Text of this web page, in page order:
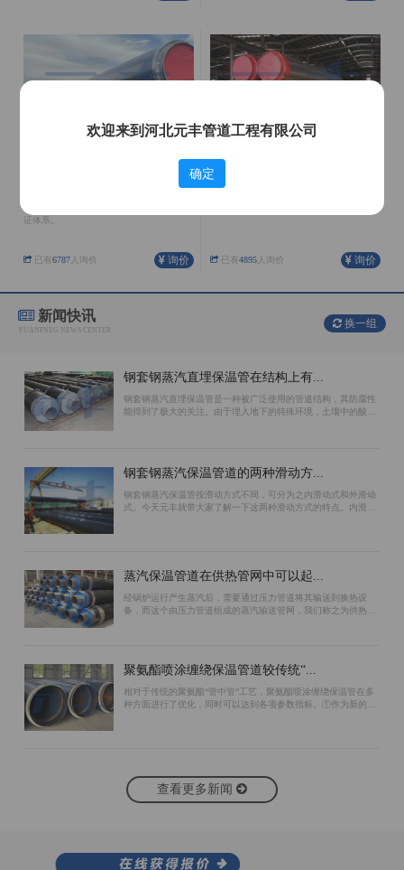
证体系。
已有6787人询价 询价
架空保温管
已有4895人询价 询价
新闻快讯
YUANFNEG NEWS CENTER
换一组
钢套钢蒸汽直埋保温管在结构上有...
钢套钢蒸汽直埋保温管是一种被广泛使用的管道结构，其防腐性
能得到了极大的关注。由于埋入地下的特殊环境，土壤中的酸碱
钢套钢蒸汽保温管道的两种滑动方...
钢套钢蒸汽保温管按滑动方式不同，可分为之内滑动式和外滑动
式。今天元丰就带大家了解一下这两种滑动方式的特点。内滑动
蒸汽保温管道在供热管网中可以起...
经锅炉运行产生蒸汽后，需要通过压力管道将其输送到换热设
备，而这个由压力管道组成的蒸汽输送管网，我们称之为供热管
聚氨酯喷涂缠绕保温管道较传统“...
相对于传统的聚氨酯“管中管”工艺，聚氨酯喷涂缠绕保温管在多
种方面进行了优化，同时可以达到各项参数指标。①作为新的生
查看更多新闻
欢迎来到河北元丰管道工程有限公司
确定